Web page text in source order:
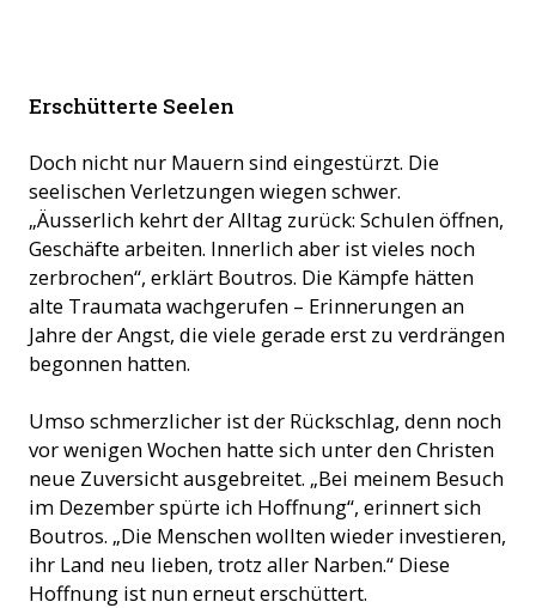
Erschütterte Seelen
Doch nicht nur Mauern sind eingestürzt. Die
seelischen Verletzungen wiegen schwer.
„Äusserlich kehrt der Alltag zurück: Schulen öffnen,
Geschäfte arbeiten. Innerlich aber ist vieles noch
zerbrochen“, erklärt Boutros. Die Kämpfe hätten
alte Traumata wachgerufen – Erinnerungen an
Jahre der Angst, die viele gerade erst zu verdrängen
begonnen hatten.
Umso schmerzlicher ist der Rückschlag, denn noch
vor wenigen Wochen hatte sich unter den Christen
neue Zuversicht ausgebreitet. „Bei meinem Besuch
im Dezember spürte ich Hoffnung“, erinnert sich
Boutros. „Die Menschen wollten wieder investieren,
ihr Land neu lieben, trotz aller Narben.“ Diese
Hoffnung ist nun erneut erschüttert.